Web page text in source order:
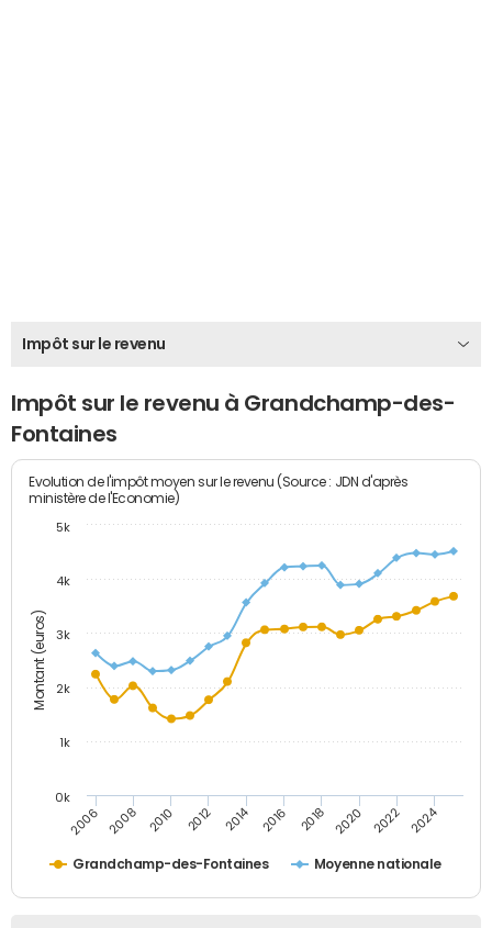
Impôt sur le revenu
Impôt sur le revenu à Grandchamp-des-
Fontaines
Montant (euros)
Evolution de l'impôt moyen sur le revenu (Source : JDN d'après
ministère de l'Economie)
Grandchamp-des-Fontaines Moyenne nationale
2006 2008 2010 2012 2014 2016 2018 2020 2022 2024
0k
1k
2k
3k
4k
5k